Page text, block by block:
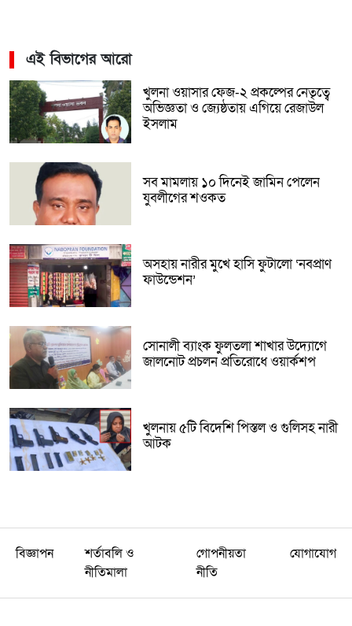
এই বিভাগের আরো
খুলনা ওয়াসার ফেজ-২ প্রকল্পের নেতৃত্বে
অভিজ্ঞতা ও জ্যেষ্ঠতায় এগিয়ে রেজাউল
ইসলাম
সব মামলায় ১০ দিনেই জামিন পেলেন
যুবলীগের শওকত
অসহায় নারীর মুখে হাসি ফুটালো ‘নবপ্রাণ
ফাউন্ডেশন’
সোনালী ব্যাংক ফুলতলা শাখার উদ্যোগে
জালনোট প্রচলন প্রতিরোধে ওয়ার্কশপ
খুলনায় ৫টি বিদেশি পিস্তল ও গুলিসহ নারী
আটক
বিজ্ঞাপন
শর্তাবলি ও
নীতিমালা
গোপনীয়তা
নীতি
যোগাযোগ